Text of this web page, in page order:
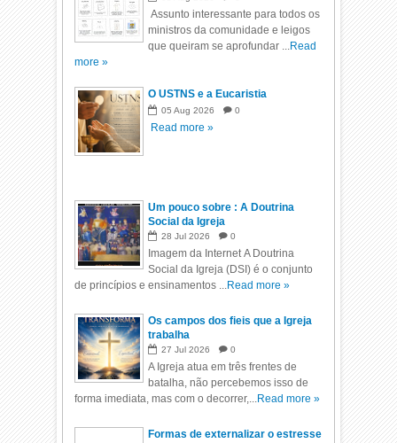
Assunto interessante para todos os
ministros da comunidade e leigos
que queiram se aprofundar ...Read
more »
O USTNS e a Eucaristia
05 Aug 2026 0
Read more »
Um pouco sobre : A Doutrina
Social da Igreja
28 Jul 2026 0
Imagem da Internet A Doutrina
Social da Igreja (DSI) é o conjunto
de princípios e ensinamentos ...Read more »
Os campos dos fieis que a Igreja
trabalha
27 Jul 2026 0
A Igreja atua em três frentes de
batalha, não percebemos isso de
forma imediata, mas com o decorrer,...Read more »
Formas de externalizar o estresse